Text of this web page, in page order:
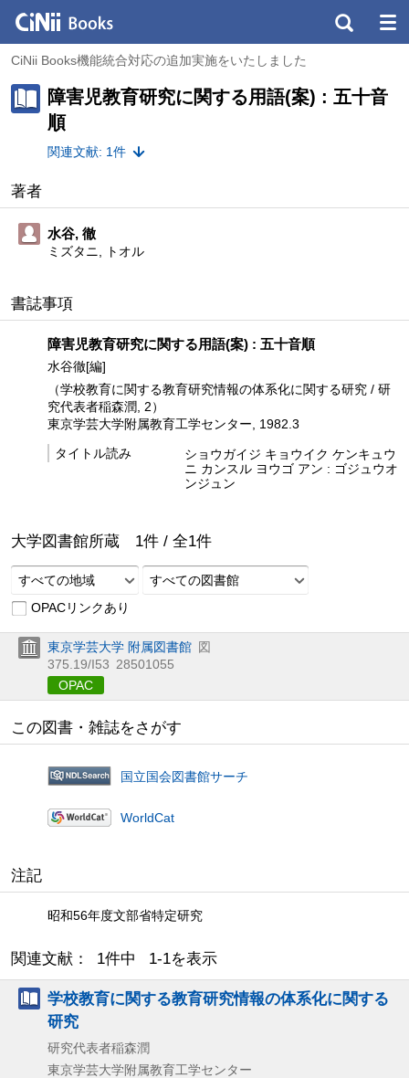
CiNii Books機能統合対応の追加実施をいたしました
障害児教育研究に関する用語(案) : 五十音
順
関連文献: 1件
著者
水谷, 徹
ミズタニ, トオル
書誌事項
障害児教育研究に関する用語(案) : 五十音順
水谷徹[編]
（学校教育に関する教育研究情報の体系化に関する研究 / 研
究代表者稲森潤, 2）
東京学芸大学附属教育工学センター, 1982.3
タイトル読み
ショウガイジ キョウイク ケンキュウ
ニ カンスル ヨウゴ アン : ゴジュウオ
ンジュン
大学図書館所蔵 1件 / 全1件
すべての地域
すべての図書館
OPACリンクあり
東京学芸大学 附属図書館 図
375.19/I53 28501055
OPAC
この図書・雑誌をさがす
国立国会図書館サーチ
WorldCat
注記
昭和56年度文部省特定研究
関連文献： 1件中 1-1を表示
学校教育に関する教育研究情報の体系化に関する
研究
研究代表者稲森潤
東京学芸大学附属教育工学センター